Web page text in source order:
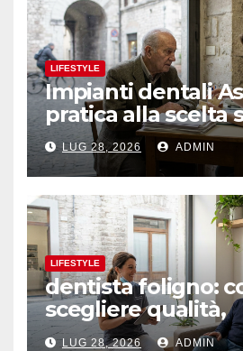
LIFESTYLE
Impianti dentali
pratica alla scelta
LUG 28, 2026 ADMIN
LIFESTYLE
dentista foligno:
scegliere qualità,
prevenzione e
LUG 28, 2026 ADMIN